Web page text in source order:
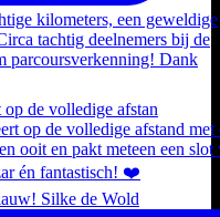
de volledige afstan
Silke de Wold